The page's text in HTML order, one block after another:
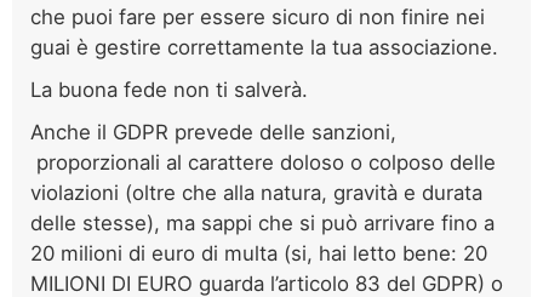
che puoi fare per essere sicuro di non finire nei
guai è gestire correttamente la tua associazione.
La buona fede non ti salverà.
Anche il GDPR prevede delle sanzioni,
proporzionali al carattere doloso o colposo delle
violazioni (oltre che alla natura, gravità e durata
delle stesse), ma sappi che si può arrivare fino a
20 milioni di euro di multa (si, hai letto bene: 20
MILIONI DI EURO guarda l’articolo 83 del GDPR) o